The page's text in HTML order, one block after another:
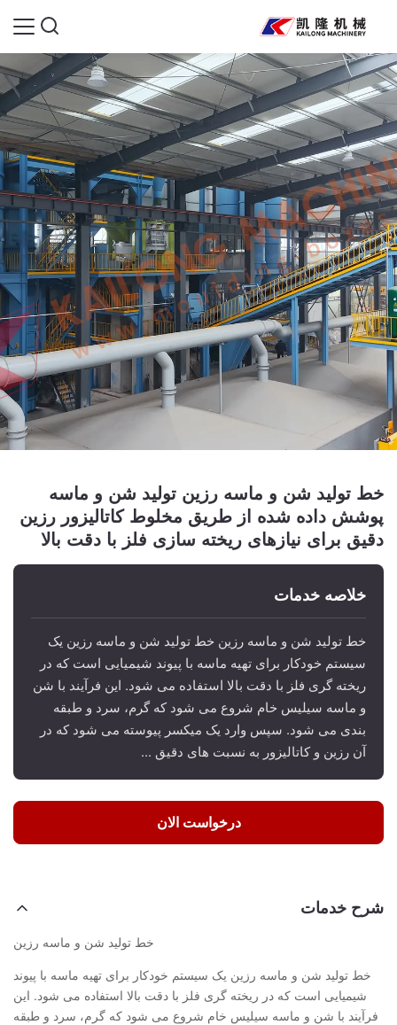
خط تولید شن و ماسه رزین تولید شن و ماسه
پوشش داده شده از طریق مخلوط کاتالیزور رزین
دقیق برای نیازهای ریخته سازی فلز با دقت بالا
خلاصه خدمات
خط تولید شن و ماسه رزین خط تولید شن و ماسه رزین یک
سیستم خودکار برای تهیه ماسه با پیوند شیمیایی است که در
ریخته گری فلز با دقت بالا استفاده می شود. این فرآیند با شن
و ماسه سیلیس خام شروع می شود که گرم، سرد و طبقه
بندی می شود. سپس وارد یک میکسر پیوسته می شود که در
آن رزین و کاتالیزور به نسبت های دقیق ...
درخواست الان
شرح خدمات
خط تولید شن و ماسه رزین
خط تولید شن و ماسه رزین یک سیستم خودکار برای تهیه ماسه با پیوند
شیمیایی است که در ریخته گری فلز با دقت بالا استفاده می شود. این
فرآیند با شن و ماسه سیلیس خام شروع می شود که گرم، سرد و طبقه